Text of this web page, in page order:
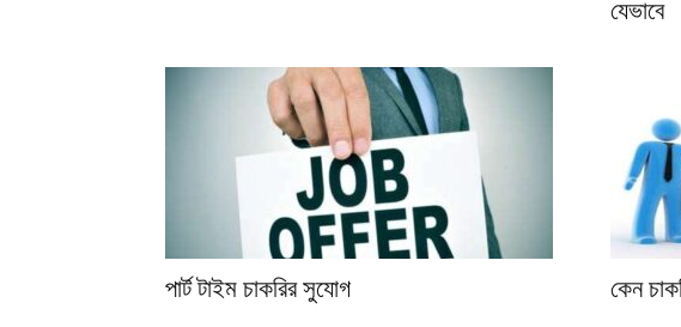
যেভাবে
পার্ট টাইম চাকরির সুযোগ কেন